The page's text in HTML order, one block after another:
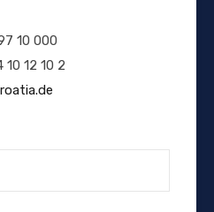
10 000
10 12 10 2